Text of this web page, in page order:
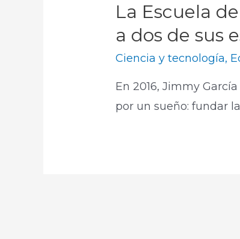
La Escuela
a dos de sus
Ciencia y tecnología,
En 2016, Jimmy
por un sueño: fundar